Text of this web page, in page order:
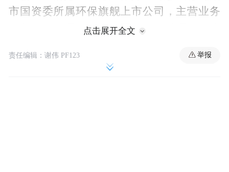
市国资委所属环保旗舰上市公司，主营业务
涵盖污水处理、固废处置、大气治理及再生
研中，机构问及首创环保水务业务存量项目
点击展开全文
责任编辑：谢伟 PF123 举报